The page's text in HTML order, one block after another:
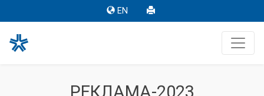
EN
РЕКЛАМА-2023